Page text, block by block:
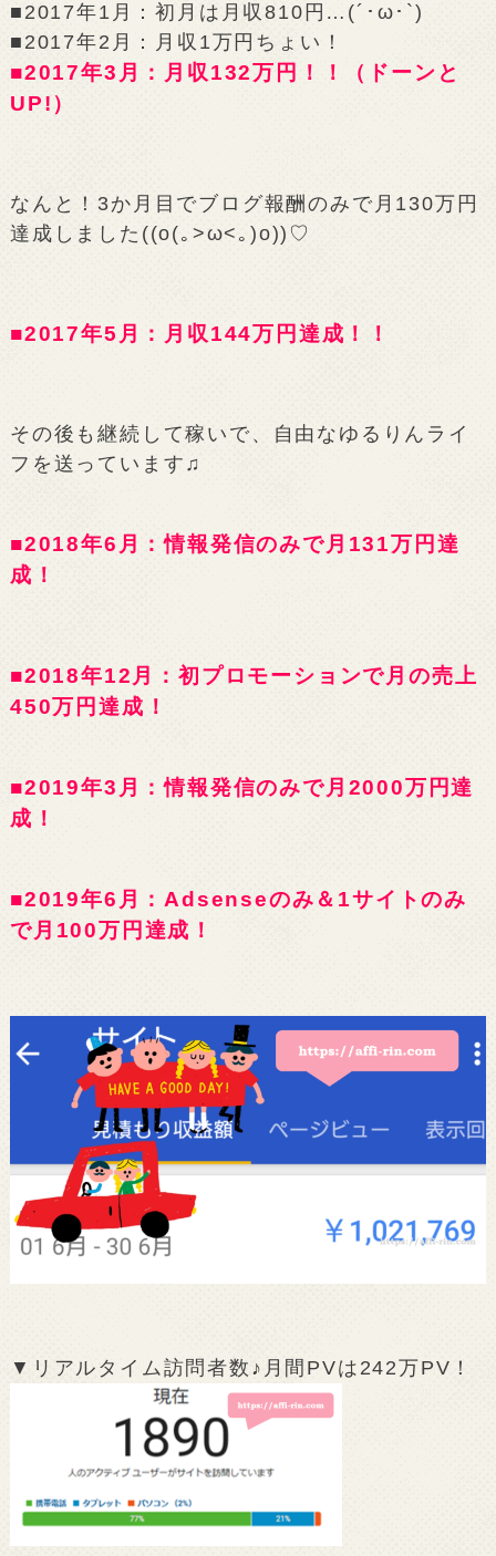
■2017年1月：初月は月収810円…(´･ω･`)
■2017年2月：月収1万円ちょい！
■2017年3月：月収132万円！！（ドーンと
UP!）
なんと！3か月目でブログ報酬のみで月130万円
達成しました((o(｡>ω<｡)o))♡
■2017年5月：月収144万円達成！！
その後も継続して稼いで、自由なゆるりんライ
フを送っています♫
■2018年6月：情報発信のみで月131万円達
成！
■2018年12月：初プロモーションで月の売上
450万円達成！
■2019年3月：情報発信のみで月2000万円達
成！
■2019年6月：Adsenseのみ＆1サイトのみ
で月100万円達成！
▼リアルタイム訪問者数♪月間PVは242万PV！